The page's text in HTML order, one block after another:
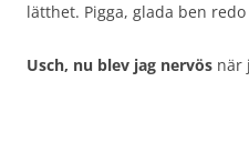
lätthet. Pigga, glada ben
Usch, nu blev jag nervös när